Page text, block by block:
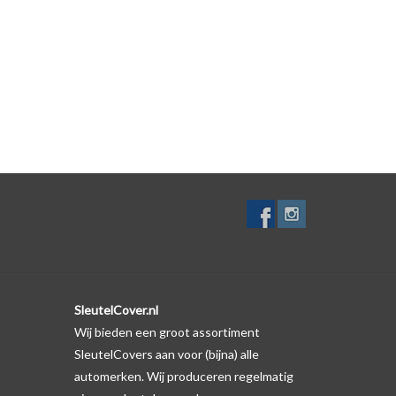
SleutelCover.nl
Wij bieden een groot assortiment
SleutelCovers aan voor (bijna) alle
automerken. Wij produceren regelmatig